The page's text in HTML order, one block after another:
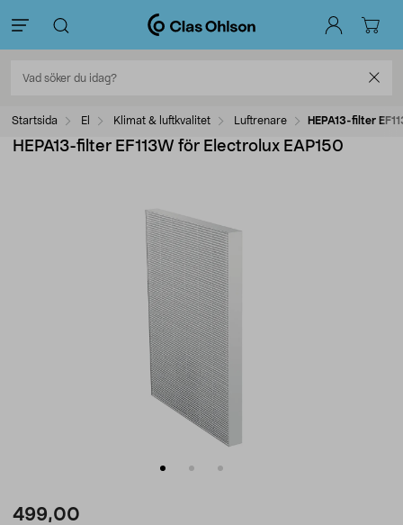
Startsida El Klimat & luftkvalitet Luftrenare HEPA13-filter
HEPA13-filter EF113W för Electrolux EAP150
499,00